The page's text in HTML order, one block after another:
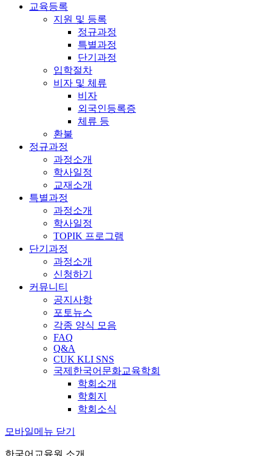
교육등록
지원 및 등록
정규과정
특별과정
단기과정
입학절차
비자 및 체류
비자
외국인등록증
체류 등
환불
정규과정
과정소개
학사일정
교재소개
특별과정
과정소개
학사일정
TOPIK 프로그램
단기과정
과정소개
신청하기
커뮤니티
공지사항
포토뉴스
각종 양식 모음
FAQ
Q&A
CUK KLI SNS
국제한국어문화교육학회
학회소개
학회지
학회소식
모바일메뉴 닫기
한국어교육원 소개